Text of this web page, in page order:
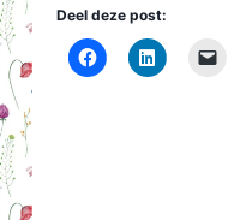
Deel deze post: